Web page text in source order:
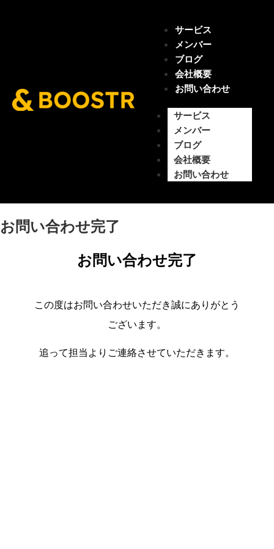
サービス
メンバー
ブログ
会社概要
お問い合わせ
サービス
メンバー
ブログ
会社概要
お問い合わせ
お問い合わせ完了
お問い合わせ完了
この度はお問い合わせいただき誠にありがとう
ございます。
追って担当よりご連絡させていただきます。